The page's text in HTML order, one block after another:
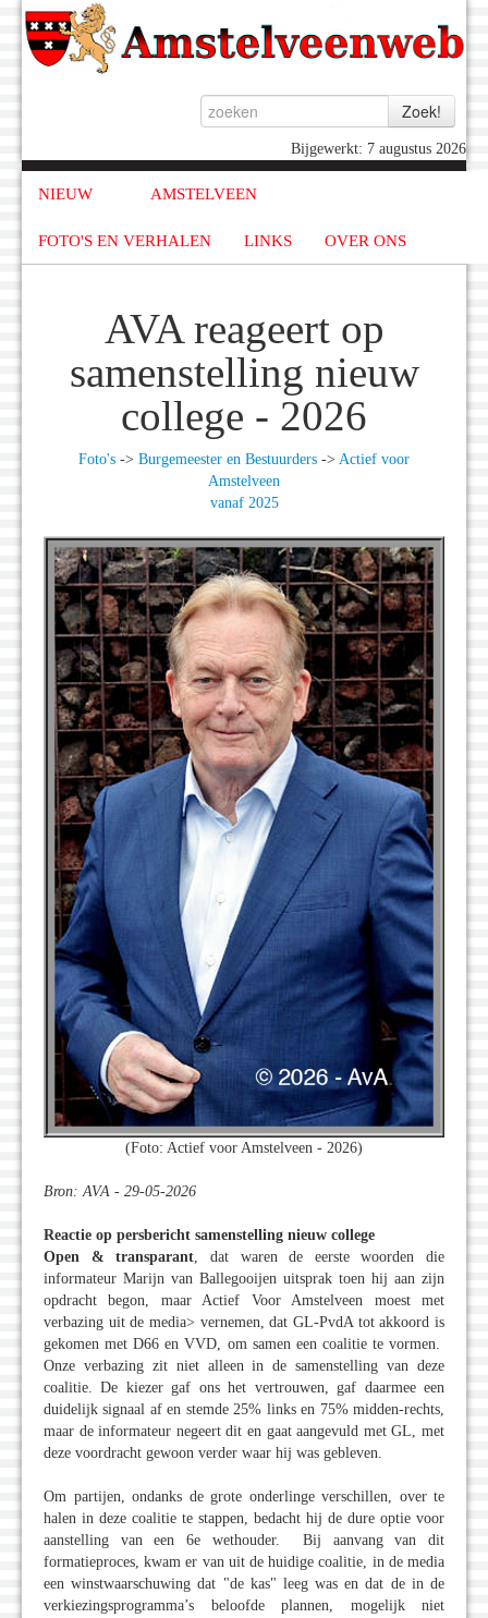
Bijgewerkt: 7 augustus 2026
NIEUW AMSTELVEEN
FOTO'S EN VERHALEN LINKS OVER ONS
AVA reageert op
samenstelling nieuw
college - 2026
Foto's -> Burgemeester en Bestuurders -> Actief voor
Amstelveen
vanaf 2025
(Foto: Actief voor Amstelveen - 2026)
Bron: AVA - 29-05-2026
Reactie op persbericht samenstelling nieuw college
Open & transparant, dat waren de eerste woorden die
informateur Marijn van Ballegooijen uitsprak toen hij aan zijn
opdracht begon, maar Actief Voor Amstelveen moest met
verbazing uit de media> vernemen, dat GL-PvdA tot akkoord is
gekomen met D66 en VVD, om samen een coalitie te vormen.
Onze verbazing zit niet alleen in de samenstelling van deze
coalitie. De kiezer gaf ons het vertrouwen, gaf daarmee een
duidelijk signaal af en stemde 25% links en 75% midden-rechts,
maar de informateur negeert dit en gaat aangevuld met GL, met
deze voordracht gewoon verder waar hij was gebleven.
Om partijen, ondanks de grote onderlinge verschillen, over te
halen in deze coalitie te stappen, bedacht hij de dure optie voor
aanstelling van een 6e wethouder. Bij aanvang van dit
formatieproces, kwam er van uit de huidige coalitie, in de media
een winstwaarschuwing dat "de kas" leeg was en dat de in de
verkiezingsprogramma’s beloofde plannen, mogelijk niet